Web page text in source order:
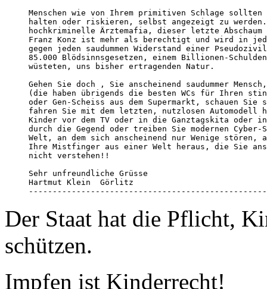
Menschen wie von Ihrem primitiven Schlage sollten
halten oder riskieren, selbst angezeigt zu
hochkriminelle Ärztemafia, dieser letzte
Franz Konz ist mehr als berechtigt und wird in
gegen jeden saudummen Widerstand einer
85.000 Blödsinnsgesetzen, einem Billionen-
wüsteten, uns bisher ertragenden Natur.
Gehen Sie doch , Sie anscheinend saudummer
(die haben übrigends die besten WCs für Ihren
oder Gen-Scheiss aus dem Supermarkt, schauen
fahren Sie mit dem letzten, nutzlosen Automodell
Kinder vor dem TV oder in die Ganztagskita oder
durch die Gegend oder treiben Sie modernen
Welt, an dem sich anscheinend nur Wenige
Ihre Mistfinger aus einer Welt heraus, die Sie
nicht verstehen!!
Sehr unfreundliche Grüsse
Hartmut Klein  Görlitz
Der Staat hat die Pflicht,
schützen.
Impfen ist Kinderrecht!